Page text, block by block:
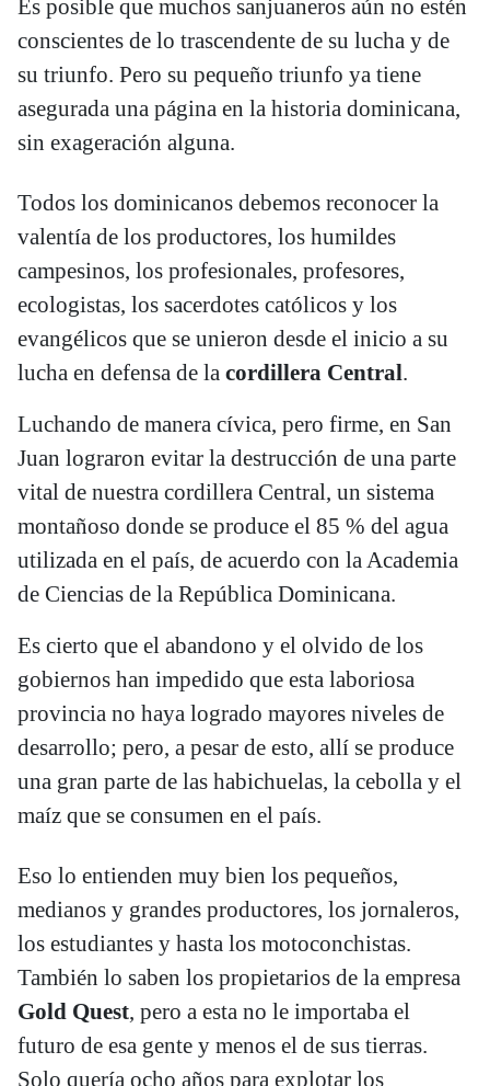
Es posible que muchos sanjuaneros aún no estén
conscientes de lo trascendente de su lucha y de
su triunfo. Pero su pequeño triunfo ya tiene
asegurada una página en la historia dominicana,
sin exageración alguna.
Todos los dominicanos debemos reconocer la
valentía de los productores, los humildes
campesinos, los profesionales, profesores,
ecologistas, los sacerdotes católicos y los
evangélicos que se unieron desde el inicio a su
lucha en defensa de la cordillera Central.
Luchando de manera cívica, pero firme, en San
Juan lograron evitar la destrucción de una parte
vital de nuestra cordillera Central, un sistema
montañoso donde se produce el 85 % del agua
utilizada en el país, de acuerdo con la Academia
de Ciencias de la República Dominicana.
Es cierto que el abandono y el olvido de los
gobiernos han impedido que esta laboriosa
provincia no haya logrado mayores niveles de
desarrollo; pero, a pesar de esto, allí se produce
una gran parte de las habichuelas, la cebolla y el
maíz que se consumen en el país.
Eso lo entienden muy bien los pequeños,
medianos y grandes productores, los jornaleros,
los estudiantes y hasta los motoconchistas.
También lo saben los propietarios de la empresa
Gold Quest, pero a esta no le importaba el
futuro de esa gente y menos el de sus tierras.
Solo quería ocho años para explotar los